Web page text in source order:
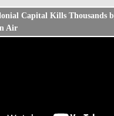
Capital Kills Thousands
Air